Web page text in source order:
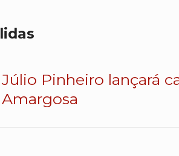
lidas
Júlio Pinheiro lançará
Amargosa